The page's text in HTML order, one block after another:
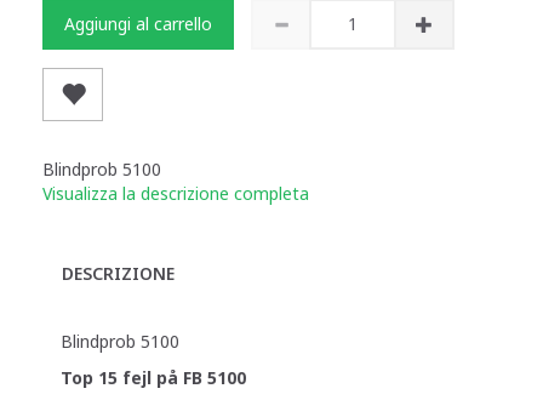
Aggiungi al carrello
Blindprob 5100
Visualizza la descrizione completa
DESCRIZIONE
Blindprob 5100
Top 15 fejl på FB 5100